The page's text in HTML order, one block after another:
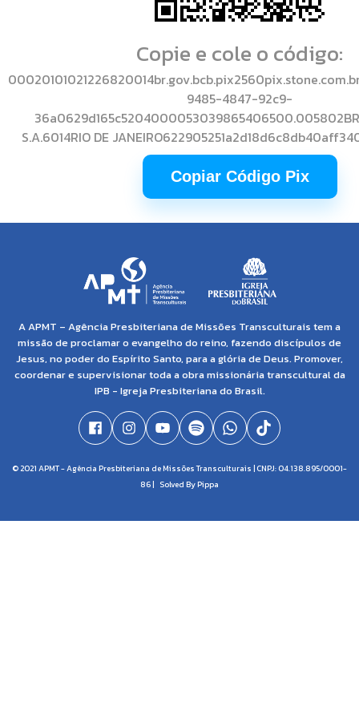
Copie e cole o código:
9485-4847-92c9-
S.A.6014RIO DE
Copiar Código Pix
A APMT – Agência Presbiteriana de Missões Transculturais tem a
missão de proclamar o evangelho do reino, fazendo discípulos de
Jesus, no poder do Espírito Santo, para a glória de Deus. Promover,
coordenar e supervisionar toda a obra missionária transcultural da
IPB - Igreja Presbiteriana do Brasil.
© 2021 APMT - Agência Presbiteriana de Missões Transculturais | CNPJ: 04.138.895/0001-
86 | Solved By Pippa